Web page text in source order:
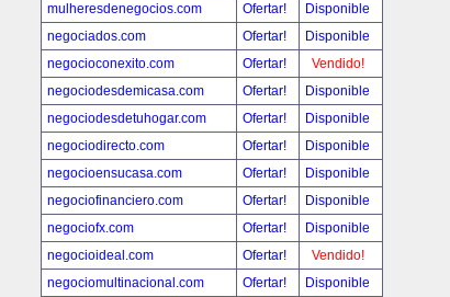
mulheresdenegocios.com
Ofertar!
Disponible
negociados.com
Ofertar!
Disponible
negocioconexito.com
Ofertar!
Vendido!
negociodesdemicasa.com
Ofertar!
Disponible
negociodesdetuhogar.com
Ofertar!
Disponible
negociodirecto.com
Ofertar!
Disponible
negocioensucasa.com
Ofertar!
Disponible
negociofinanciero.com
Ofertar!
Disponible
negociofx.com
Ofertar!
Disponible
negocioideal.com
Ofertar!
Vendido!
negociomultinacional.com
Ofertar!
Disponible